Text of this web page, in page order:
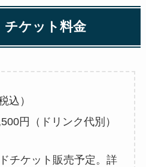
ケット料金
込）
円（ドリンク代別）
チケット販売予定。詳